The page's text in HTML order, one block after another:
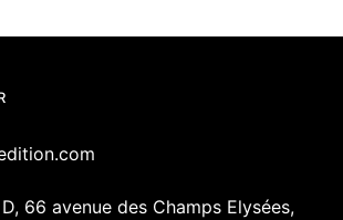
66 avenue des Champs Elysées,